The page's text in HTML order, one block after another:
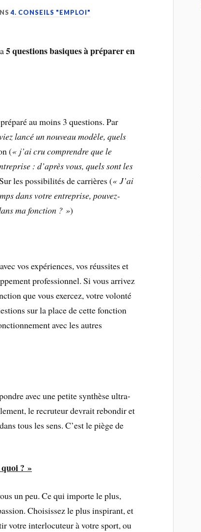
4. CONSEILS "EMPLOI"
5 questions basiques à préparer en
au moins 3 questions. Par
lancé un nouveau modèle, quels
(« j’ai cru comprendre que le
: d’après vous, quels sont les
les possibilités de carrières (« J’ai
dans votre entreprise, pouvez-
ma fonction ? »)
vos expériences, vos réussites et
professionnel. Si vous arrivez
que vous exercez, votre volonté
sur la place de cette fonction
avec les autres
avec une petite synthèse ultra-
le recruteur devrait rebondir et
tous les sens. C’est le piège de
? »
un peu. Ce qui importe le plus,
Choisissez le plus inspirant, et
votre interlocuteur à votre sport, ou